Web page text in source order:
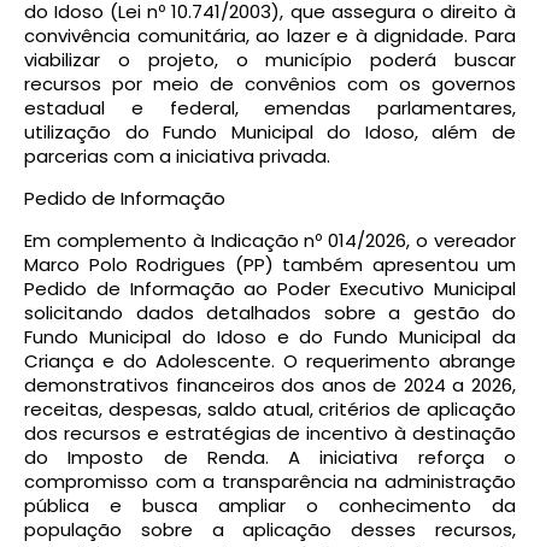
do Idoso (Lei nº 10.741/2003), que assegura o direito à
convivência comunitária, ao lazer e à dignidade. Para
viabilizar o projeto, o município poderá buscar
recursos por meio de convênios com os governos
estadual e federal, emendas parlamentares,
utilização do Fundo Municipal do Idoso, além de
parcerias com a iniciativa privada.
Pedido de Informação
Em complemento à Indicação nº 014/2026, o vereador
Marco Polo Rodrigues (PP) também apresentou um
Pedido de Informação ao Poder Executivo Municipal
solicitando dados detalhados sobre a gestão do
Fundo Municipal do Idoso e do Fundo Municipal da
Criança e do Adolescente. O requerimento abrange
demonstrativos financeiros dos anos de 2024 a 2026,
receitas, despesas, saldo atual, critérios de aplicação
dos recursos e estratégias de incentivo à destinação
do Imposto de Renda. A iniciativa reforça o
compromisso com a transparência na administração
pública e busca ampliar o conhecimento da
população sobre a aplicação desses recursos,